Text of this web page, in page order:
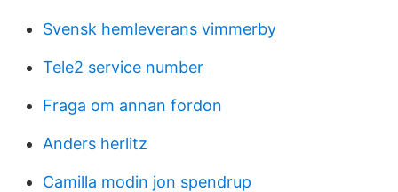
Svensk hemleverans vimmerby
Tele2 service number
Fraga om annan fordon
Anders herlitz
Camilla modin jon spendrup